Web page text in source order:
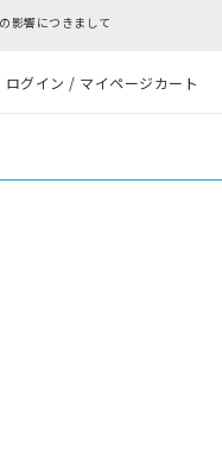
影響につきまして
ログイン / マイページカート